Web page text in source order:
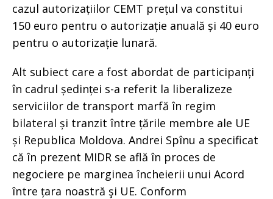
cazul autorizațiilor CEMT prețul va constitui
150 euro pentru o autorizație anuală și 40 euro
pentru o autorizație lunară.
Alt subiect care a fost abordat de participanți
în cadrul ședinței s-a referit la liberalizeze
serviciilor de transport marfă în regim
bilateral și tranzit între țările membre ale UE
și Republica Moldova. Andrei Spînu a specificat
că în prezent MIDR se află în proces de
negociere pe marginea încheierii unui Acord
între țara noastră şi UE. Conform